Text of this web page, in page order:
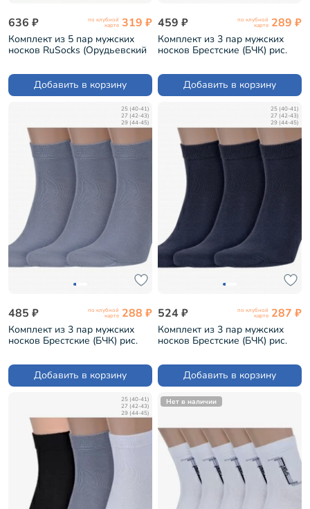
636 ₽ по клубной
карте 319 ₽
Комплект из 5 пар мужских
носков RuSocks (Орудьевский
М-2211)
Добавить в корзину
459 ₽ по клубной
карте 289 ₽
Комплект из 3 пар мужских
носков Брестские (БЧК) рис.
Добавить в корзину
25 (40-41)
27 (42-43)
29 (44-45)
485 ₽ по клубной
карте 288 ₽
Комплект из 3 пар мужских
носков Брестские (БЧК) рис.
Добавить в корзину
25 (40-41)
27 (42-43)
29 (44-45)
524 ₽ по клубной
карте 287 ₽
Комплект из 3 пар мужских
носков Брестские (БЧК) рис.
14С2124)
Добавить в корзину
25 (40-41)
27 (42-43)
29 (44-45)
Нет в наличии